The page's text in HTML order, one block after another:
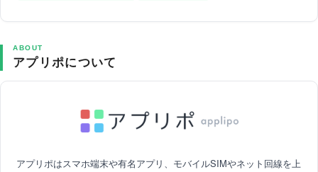
ABOUT
アプリポについて
アプリポはスマホ端末や有名アプリ、モバイルSIMやネット回線を上